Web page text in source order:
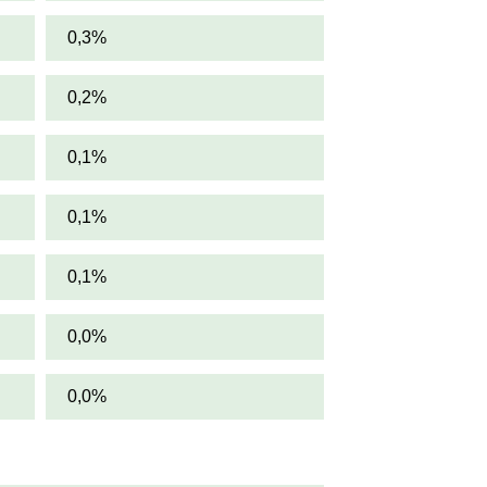
0,3%
0,2%
0,1%
0,1%
0,1%
0,0%
0,0%